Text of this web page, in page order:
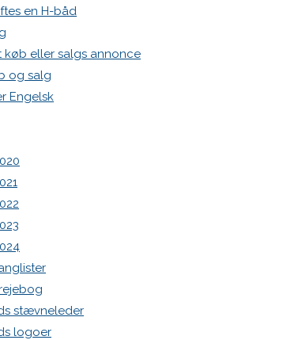
en H-båd
køb eller salgs annonce
og salg
Engelsk
stævneleder
logoer
klar til sommerferien og nye eventyr på vandet?
2026